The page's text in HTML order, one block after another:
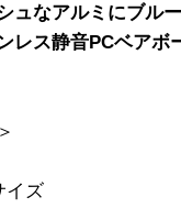
ュなアルミにブル
レス静音PCベア
イズ